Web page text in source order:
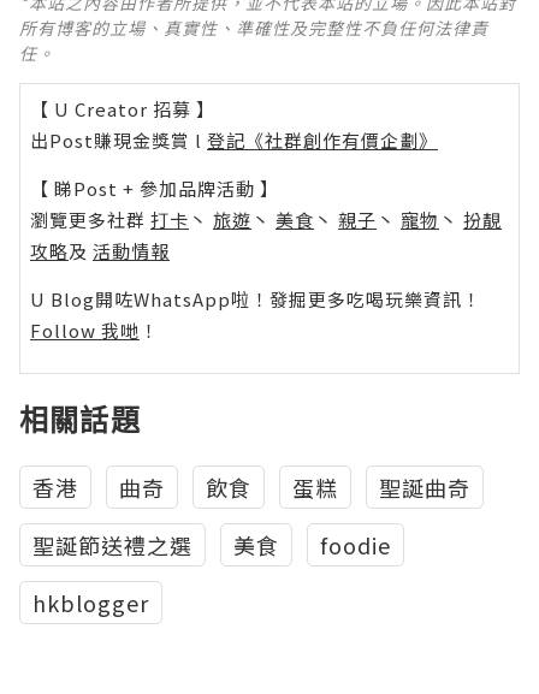
所有博客的立場、真實性、準確性及完整性不負任何法律責
任。
【 U Creator 招募 】
出Post賺現金獎賞 l 登記《社群創作有價企劃》
【 睇Post + 參加品牌活動 】
瀏覽更多社群 打卡 丶 旅遊 丶 美食 丶 親子 丶 寵物 丶 扮靚
攻略及 活動情報
U Blog開咗WhatsApp啦！發掘更多吃喝玩樂資訊！
Follow 我哋 ！
相關話題
香港 曲奇 飲食 蛋糕
聖誕曲奇
聖誕節送禮之選
美食
foodie
hkblogger